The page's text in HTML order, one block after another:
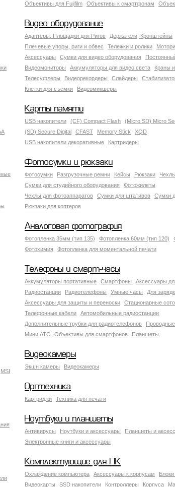
Объективы для Fujifilm
Объективы к смартфонам
Видео оборудование
Адаптеры, Площадки для Ригов
Держатели, Кронштейны
Плечевые упоры, риги и обвес
Тележки и ролики
Аксессуары
Сумки для видео оборудования
Видеомониторы
Аккумуляторы для видео света
Краны
Телесуфлеры
Видеорекордеры Слайдеры
Клетки для съёмки
Видеомикшеры
Карты памяти
USB накопители (CF) Compact Flash
(Micro SD) Micro
(SD) Secure Digital
CFAST Memory Stick
XQD
USB накопители декоративные
Картридеры
Фотосумки и рюкзаки
Фотосумки Разгрузочные ремни Кейсы Рюкзаки
Сумки для студийного оборудования
Фотожилеты
Чехлы для фотоаппаратов
Сумки для штативов
Сумки
Рюкзаки для коптеров
Аналоговая фотография
Фотопленка 35мм (тип 135) Фотопленка 60мм (тип 120)
Фотохимия
Фотопленка для моментальной печати
Телефоны и смарт-часы
Аккумуляторы портативные Смартфоны
Аксессуары
Радиостанции
Радиотелефоны Умные часы
Для
Аксессуары для защиты и переноски
Стационарные
Телефонные кабели
Автомобильные радиостанции
Дополнительные трубки для радиотелефонов
Мини АТС
Объективы для смартфонов Планшеты
Видеокамеры
Экшн камеры Видеокамеры
MSI
Оргтехника
Картриджи Техника для печати
Ноутбуки и планшеты
Антивирусы Ноутбуки и аксессуары
Планшеты и
Электронные книги и аксессуары
Комплектующие для ПК
Охлаждение компьютера Аксессуары к корпусам
Блоки
Видеокарты
SSD накопители Контроллеры Корпуса